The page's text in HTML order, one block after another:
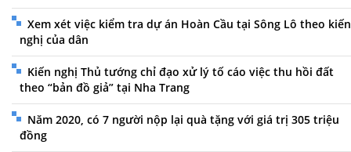
Xem xét việc kiểm tra dự án Hoàn Cầu tại Sông Lô theo kiến
nghị của dân
Kiến nghị Thủ tướng chỉ đạo xử lý tố cáo việc thu hồi đất
theo “bản đồ giả” tại Nha Trang
Năm 2020, có 7 người nộp lại quà tặng với giá trị 305 triệu
đồng